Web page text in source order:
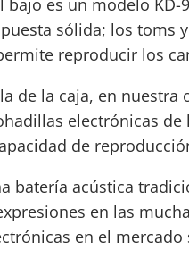
bajo es un modelo KD-
sólida; los toms
reproducir los
de la caja, en
electrónicas
de
batería acústica
en las
en el mercado